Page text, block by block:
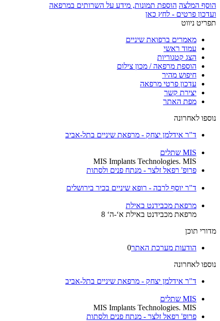
הוסף המלצה הוספת תמונות, מידע על השרותים במרפאה
ועדכון פרטים - לחץ כאן
תפריט ניווט
מאמרים ברפואת שיניים
עמוד ראשי
הצג קטגוריות
הוספת מרפאה / מכון צילום
חיפוש מהיר
עדכון פרטי מרפאה
יצירת קשר
מפת האתר
נוספו לאחרונה
ד"ר אידלמן יצחק - מרפאת שיניים בתל-אביב
MIS שתלים
MIS Implants Technologies. MIS
פרופ' רפאל זלצר - מנתח פנים ולסתות
ד"ר יוסף לרבה - רופא שיניים בכיר בירושלים
מרפאת מכבידנט באילת
מרפאת מכבידנט באילת א‘-ה‘ 8
מדורי תוכן
הודעות מערכת האתר0
נוספו לאחרונה
ד"ר אידלמן יצחק - מרפאת שיניים בתל-אביב
MIS שתלים
MIS Implants Technologies. MIS
פרופ' רפאל זלצר - מנתח פנים ולסתות